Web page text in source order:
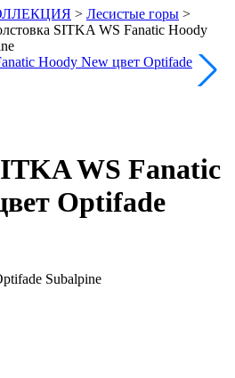
> Лесистые горы >
SITKA WS Fanatic Hoody
WS Fanatic
Optifade
Subalpine